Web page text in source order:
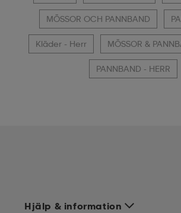
MÖSSOR OCH PANNBAND
Kläder - Herr MÖSSOR &
PANNBAND - HERR
Hjälp & information